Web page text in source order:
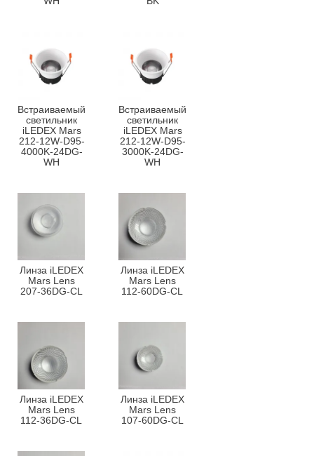
Встраиваемый
светильник
iLEDEX Mars
212-12W-D95-
4000K-24DG-
WH
Встраиваемый
светильник
iLEDEX Mars
212-12W-D95-
3000K-24DG-
WH
Линза iLEDEX
Mars Lens
207-36DG-CL
Линза iLEDEX
Mars Lens
112-60DG-CL
Линза iLEDEX
Mars Lens
112-36DG-CL
Линза iLEDEX
Mars Lens
107-60DG-CL